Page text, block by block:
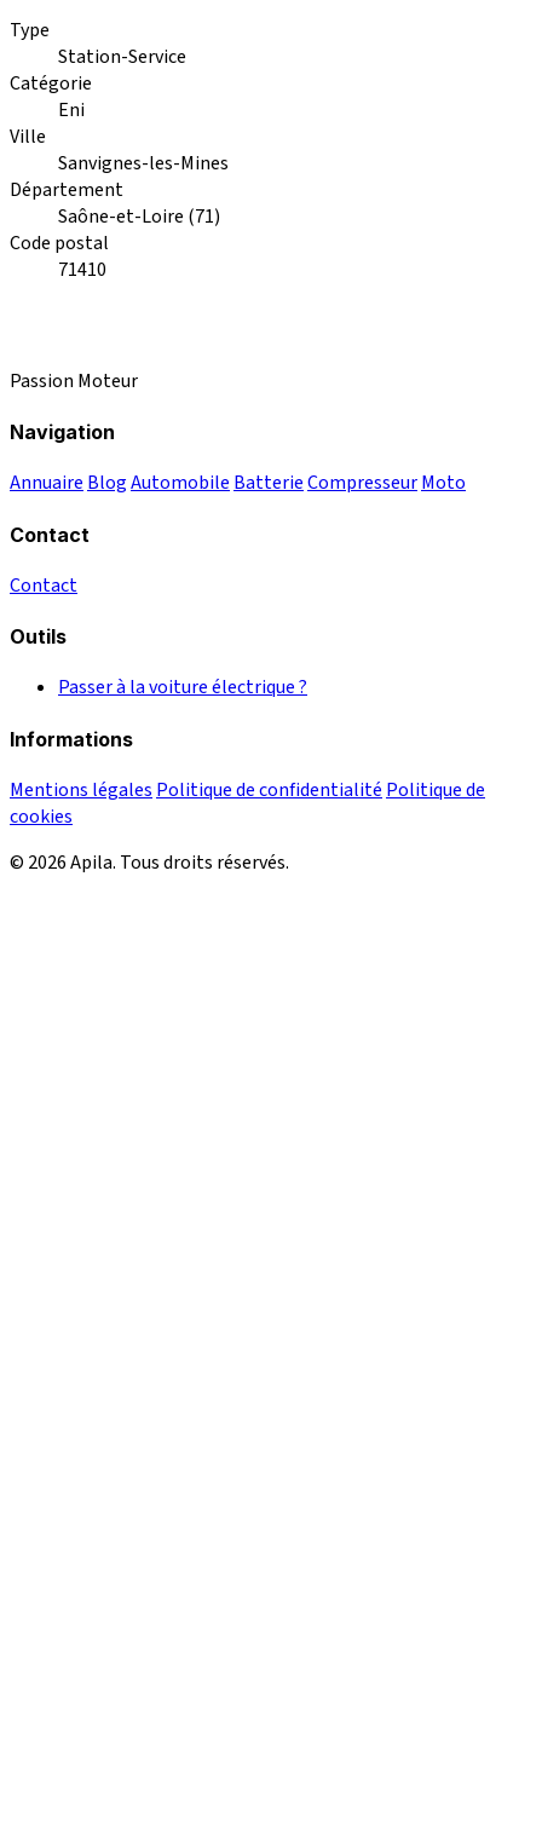
Type
Station-Service
Catégorie
Eni
Ville
Sanvignes-les-Mines
Département
Saône-et-Loire (71)
Code postal
71410
Passion Moteur
Navigation
Annuaire BlogAutomobile BatterieCompresseurMoto
Contact
Contact
Outils
Passer à la voiture électrique ?
Informations
Mentions légales Politique de confidentialité Politique de
cookies
© 2026 Apila. Tous droits réservés.